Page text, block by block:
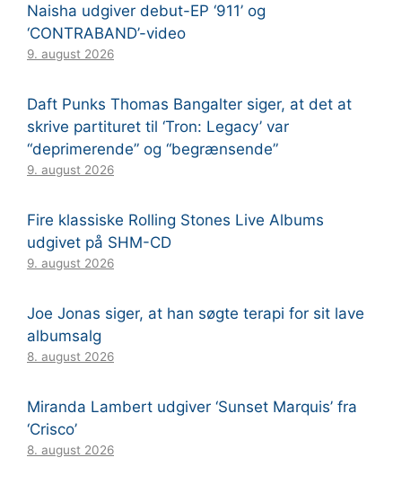
Naisha udgiver debut-EP ‘911’ og
‘CONTRABAND’-video
9. august 2026
Daft Punks Thomas Bangalter siger, at det at
skrive partituret til ‘Tron: Legacy’ var
“deprimerende” og “begrænsende”
9. august 2026
Fire klassiske Rolling Stones Live Albums
udgivet på SHM-CD
9. august 2026
Joe Jonas siger, at han søgte terapi for sit lave
albumsalg
8. august 2026
Miranda Lambert udgiver ‘Sunset Marquis’ fra
‘Crisco’
8. august 2026